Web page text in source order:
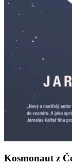
Kosmonaut z